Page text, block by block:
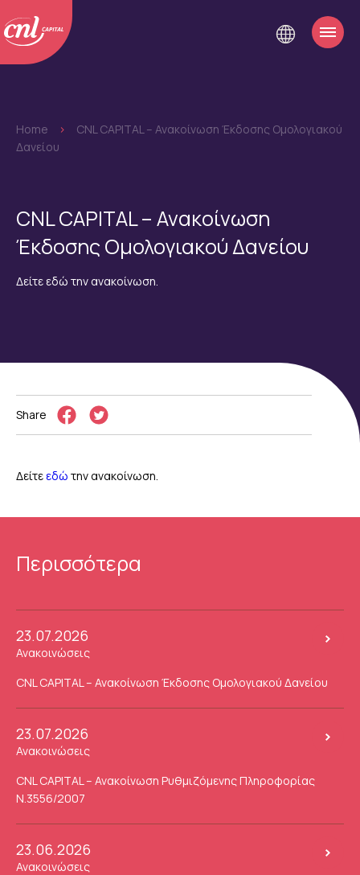
Home >
CNL CAPITAL – Ανακοίνωση Έκδοσης Ομολογιακού
Δανείου
CNL CAPITAL – Ανακοίνωση
Έκδοσης Ομολογιακού Δανείου
Δείτε εδώ την ανακοίνωση.
Share
Δείτεεδώ την ανακοίνωση.
Περισσότερα
23.07.2026
Ανακοινώσεις
CNL CAPITAL – Ανακοίνωση Έκδοσης Ομολογιακού Δανείου
23.07.2026
Ανακοινώσεις
CNL CAPITAL – Ανακοίνωση Ρυθμιζόμενης Πληροφορίας
Ν.3556/2007
23.06.2026
Ανακοινώσεις